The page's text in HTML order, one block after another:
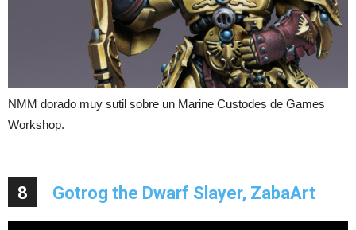
NMM dorado muy sutil sobre un Marine Custodes de Games
Workshop.
8 Gotrog the Dwarf Slayer, ZabaArt